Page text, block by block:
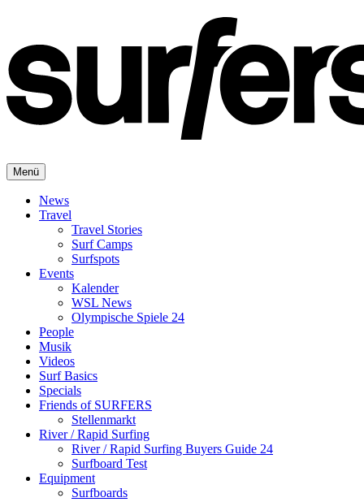
Menü
News
Travel
Travel Stories
Surf Camps
Surfspots
Events
Kalender
WSL News
Olympische Spiele 24
People
Musik
Videos
Surf Basics
Specials
Friends of SURFERS
Stellenmarkt
River / Rapid Surfing
River / Rapid Surfing Buyers Guide 24
Surfboard Test
Equipment
Surfboards